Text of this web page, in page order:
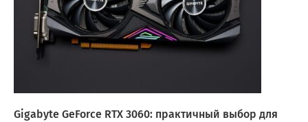
Gigabyte GeForce RTX 3060: практичный выбор для